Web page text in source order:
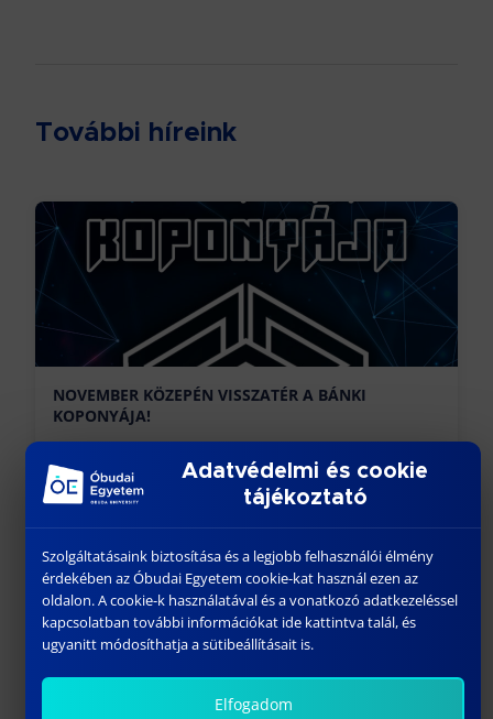
További híreink
NOVEMBER KÖZEPÉN VISSZATÉR A BÁNKI
KOPONYÁJA!
október 22, 2024
Előző
Adatvédelmi és cookie
tájékoztató
Szolgáltatásaink biztosítása és a legjobb felhasználói élmény
érdekében az Óbudai Egyetem cookie-kat használ ezen az
oldalon. A cookie-k használatával és a vonatkozó adatkezeléssel
kapcsolatban további információkat ide kattintva talál, és
ugyanitt módosíthatja a sütibeállításait is.
Elfogadom